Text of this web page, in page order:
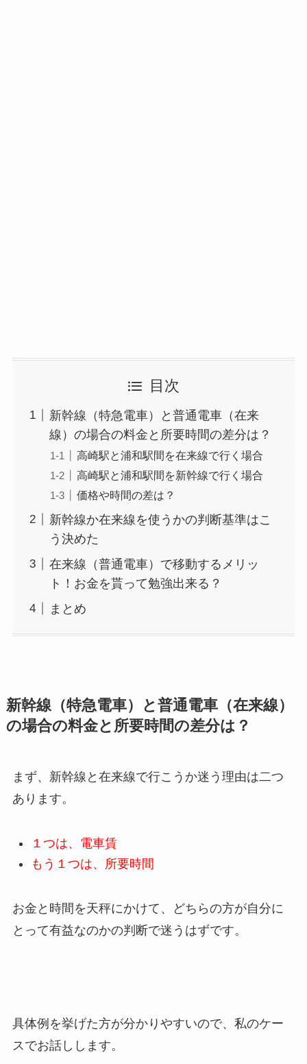
目次
新幹線（特急電車）と普通電車（在来
線）の場合の料金と所要時間の差分は？
高崎駅と浦和駅間を在来線で行く場合
高崎駅と浦和駅間を新幹線で行く場合
価格や時間の差は？
新幹線か在来線を使うかの判断基準はこ
う決めた
在来線（普通電車）で移動するメリッ
ト！お金を貰って勉強出来る？
まとめ
新幹線（特急電車）と普通電車（在来線）
の場合の料金と所要時間の差分は？
まず、新幹線と在来線で行こうか迷う理由は二つ
あります。
１つは、電車賃
もう１つは、所要時間
お金と時間を天秤にかけて、どちらの方が自分に
とって有益なのかの判断で迷うはずです。
具体例を挙げた方が分かりやすいので、私のケー
スでお話しします。